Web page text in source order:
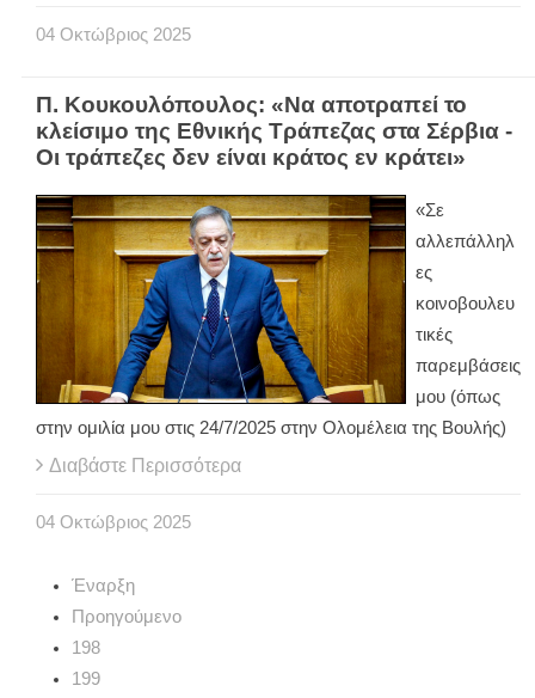
04 Οκτώβριος 2025
Π. Κουκουλόπουλος: «Να αποτραπεί το
κλείσιμο της Εθνικής Τράπεζας στα Σέρβια -
Οι τράπεζες δεν είναι κράτος εν κράτει»
«Σε
αλλεπάλληλ
ες
κοινοβουλευ
τικές
παρεμβάσεις
μου (όπως
στην ομιλία μου στις 24/7/2025 στην Ολομέλεια της Βουλής)
Διαβάστε Περισσότερα
04 Οκτώβριος 2025
Έναρξη
Προηγούμενο
198
199